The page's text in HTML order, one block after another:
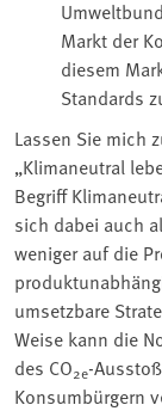
Markt der
diesem
Standards
Lassen Sie mich
„Klimaneutral
Begriff
sich dabei auch
weniger auf die
umsetzbare
Weise kann die
des CO2e-
Konsumbürgern